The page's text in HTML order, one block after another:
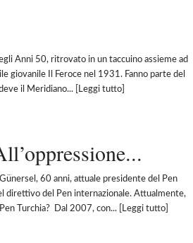
Anni 50, ritrovato in un taccuino assieme ad
giovanile Il Feroce nel 1931. Fanno parte del
il Meridiano... [
Leggi tutto
60 anni, attuale presidente del Pen
direttivo del Pen internazionale. Attualmente,
Turchia? Dal 2007, con... [
Leggi tutto